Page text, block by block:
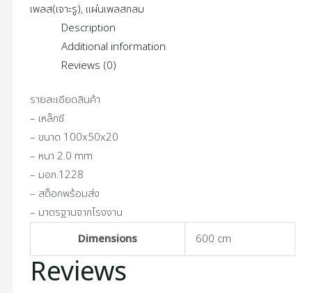
เพลส(เจาะรู), แผ่นเพลสกลม
Description
Additional information
Reviews (0)
รายละเอียดสินค้า
– เหล็กซี
– ขนาด 100x50x20
– หนา 2.0 mm
– มอก.1228
– สต็อกพร้อมส่ง
– มาตรฐานจากโรงงาน
Dimensions
600 cm
Reviews